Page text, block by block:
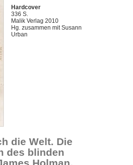
Hardcover
336 S.
Malik Verlag 2010
Hg. zusammen mit Susann
Urban
die Welt. Die
des blinden
Holman.